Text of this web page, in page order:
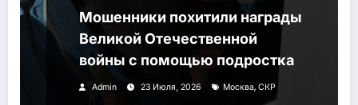
Мошенники похитили награды
Великой Отечественной
войны с помощью подростка
Admin 23 Июля, 2026 Москва, СКР